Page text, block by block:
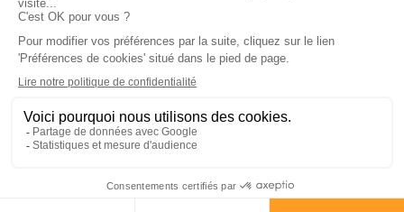
Politique de confidentialité
Conditions générales de vente
Gestions des cookies
Plan du site